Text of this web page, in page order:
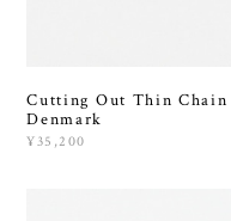
Cutting Out Thin Chain
Denmark
¥35,200